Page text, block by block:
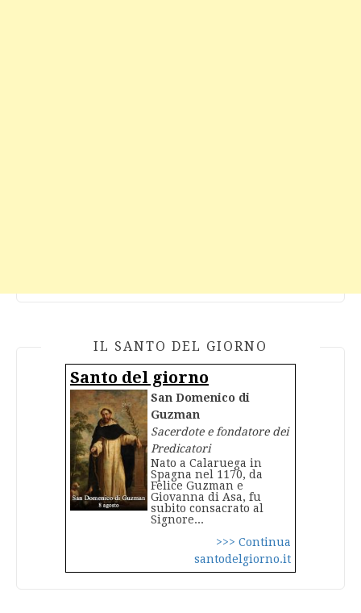
IL SANTO DEL GIORNO
Santo del giorno
San Domenico di
Guzman
Sacerdote e fondatore dei
Predicatori
Nato a Calaruega in
Spagna nel 1170, da
Felice Guzman e
Giovanna di Asa, fu
subito consacrato al
Signore...
>>> Continua
santodelgiorno.it